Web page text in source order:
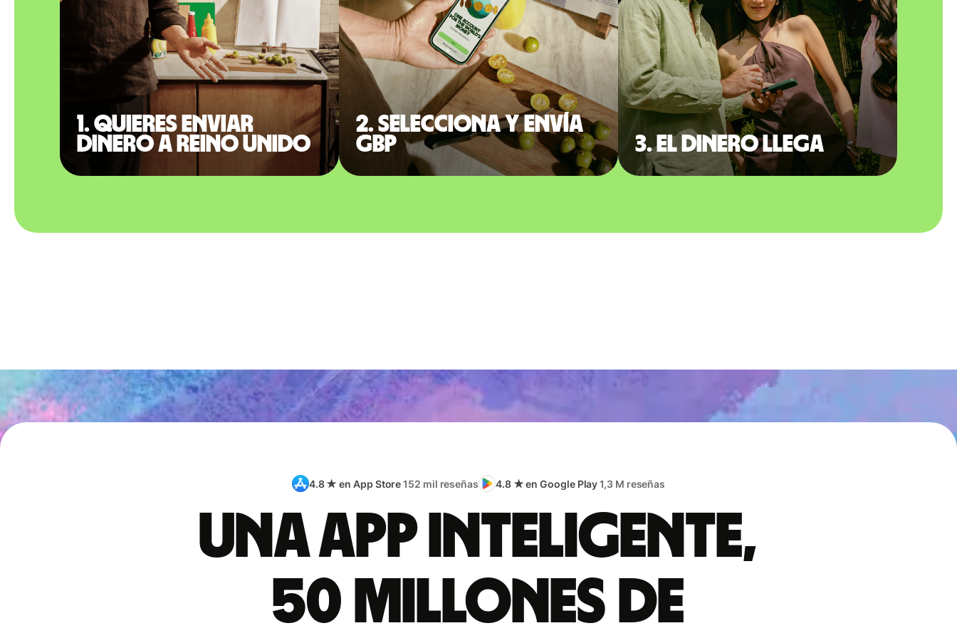
1. Quieres enviar
dinero a Reino Unido
2. Selecciona y envía
GBP
3. El dinero llega
4.8 ★ en App Store152 mil reseñas 4.8 ★ en Google Play1,3 M reseñas
Una app inteligente,
50 millones de